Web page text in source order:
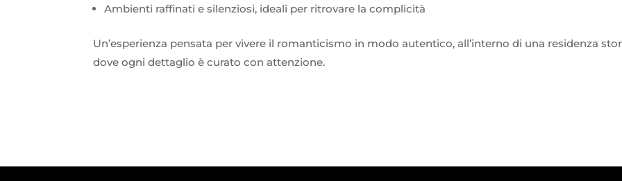
Ambienti raffinati e silenziosi, ideali per ritrovare la complicità
Un’esperienza pensata per vivere il romanticismo in modo autentico, all’interno di una residenza
dove ogni dettaglio è curato con attenzione.